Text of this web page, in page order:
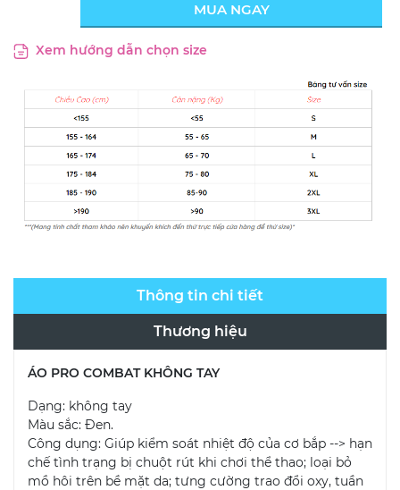
MUA NGAY
Xem hướng dẫn chọn size
Thông tin chi tiết
Thương hiệu
ÁO PRO COMBAT KHÔNG TAY
Dạng: không tay
Màu sắc: Đen.
Công dụng: Giúp kiểm soát nhiệt độ của cơ bắp --> hạn
chế tình trạng bị chuột rút khi chơi thể thao; loại bỏ
mồ hôi trên bề mặt da; tưng cường trao đổi oxy, tuần